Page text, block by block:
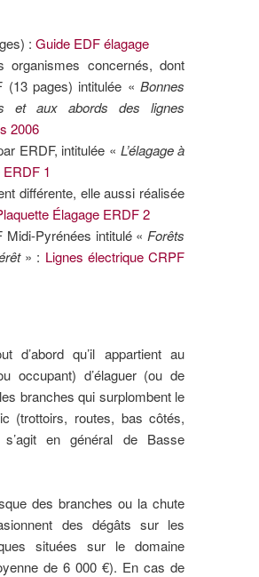
:Guide EDF élagage
concernés, dont
(13 pages) intitulée «Bonnes
et aux abords des lignes
2006
ERDF, intitulée « L’élagage à
1
différente, elle aussi réalisée
Élagage ERDF 2
Pyrénées intitulé « Forêts
» : Lignes électrique CRPF
d’abord qu’il appartient au
occupant) d’élaguer (ou de
branches qui surplombent le
(trottoirs, routes, bas côtés,
en général de Basse
des branches ou la chute
des dégâts sur les
situées sur le domaine
de 6 000 €). En cas de